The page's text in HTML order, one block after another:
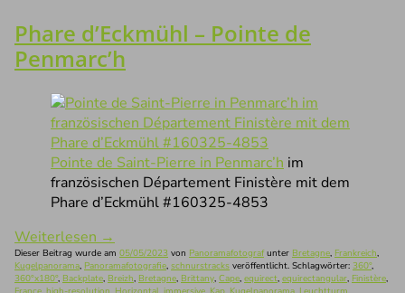
Phare d’Eckmühl – Pointe de
Penmarc’h
Pointe de Saint-Pierre in Penmarc’h im
französischen Département Finistère mit dem
Phare d’Eckmühl #160325-4853
Weiterlesen →
Dieser Beitrag wurde am 05/05/2023 von Panoramafotografunter Bretagne, Frankreich,
Kugelpanorama, Panoramafotografie, schnurstracks veröffentlicht. Schlagwörter: 360°,
360°x180°, Backplate, Breizh, Bretagne, Brittany, Cape, equirect, equirectangular, Finistère,